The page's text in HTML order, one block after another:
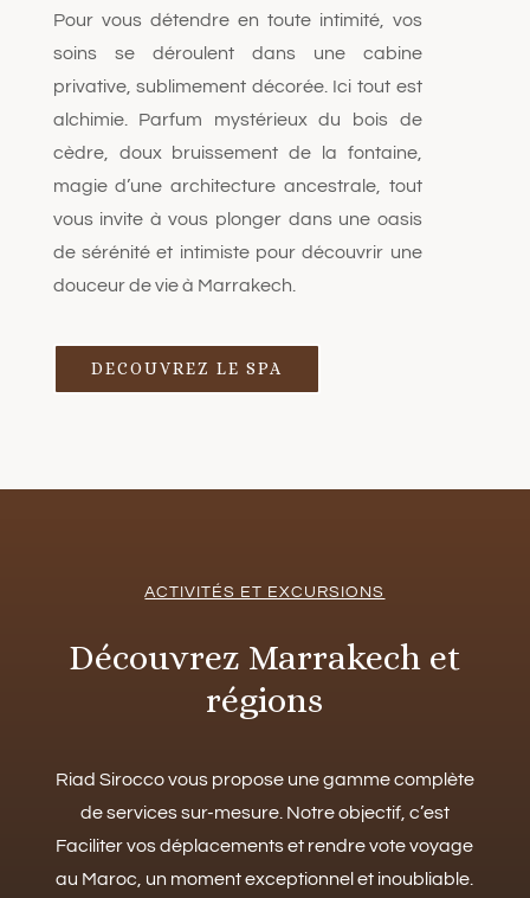
Pour vous détendre en toute intimité, vos
soins se déroulent dans une cabine
privative, sublimement décorée. Ici tout est
alchimie. Parfum mystérieux du bois de
cèdre, doux bruissement de la fontaine,
magie d’une architecture ancestrale, tout
vous invite à vous plonger dans une oasis
de sérénité et intimiste pour découvrir une
douceur de vie à Marrakech.
DECOUVREZ LE SPA
ACTIVITÉS ET EXCURSIONS
Découvrez Marrakech et
régions
Riad Sirocco vous propose une gamme complète
de services sur-mesure. Notre objectif, c’est
Faciliter vos déplacements et rendre vote voyage
au Maroc, un moment exceptionnel et inoubliable.